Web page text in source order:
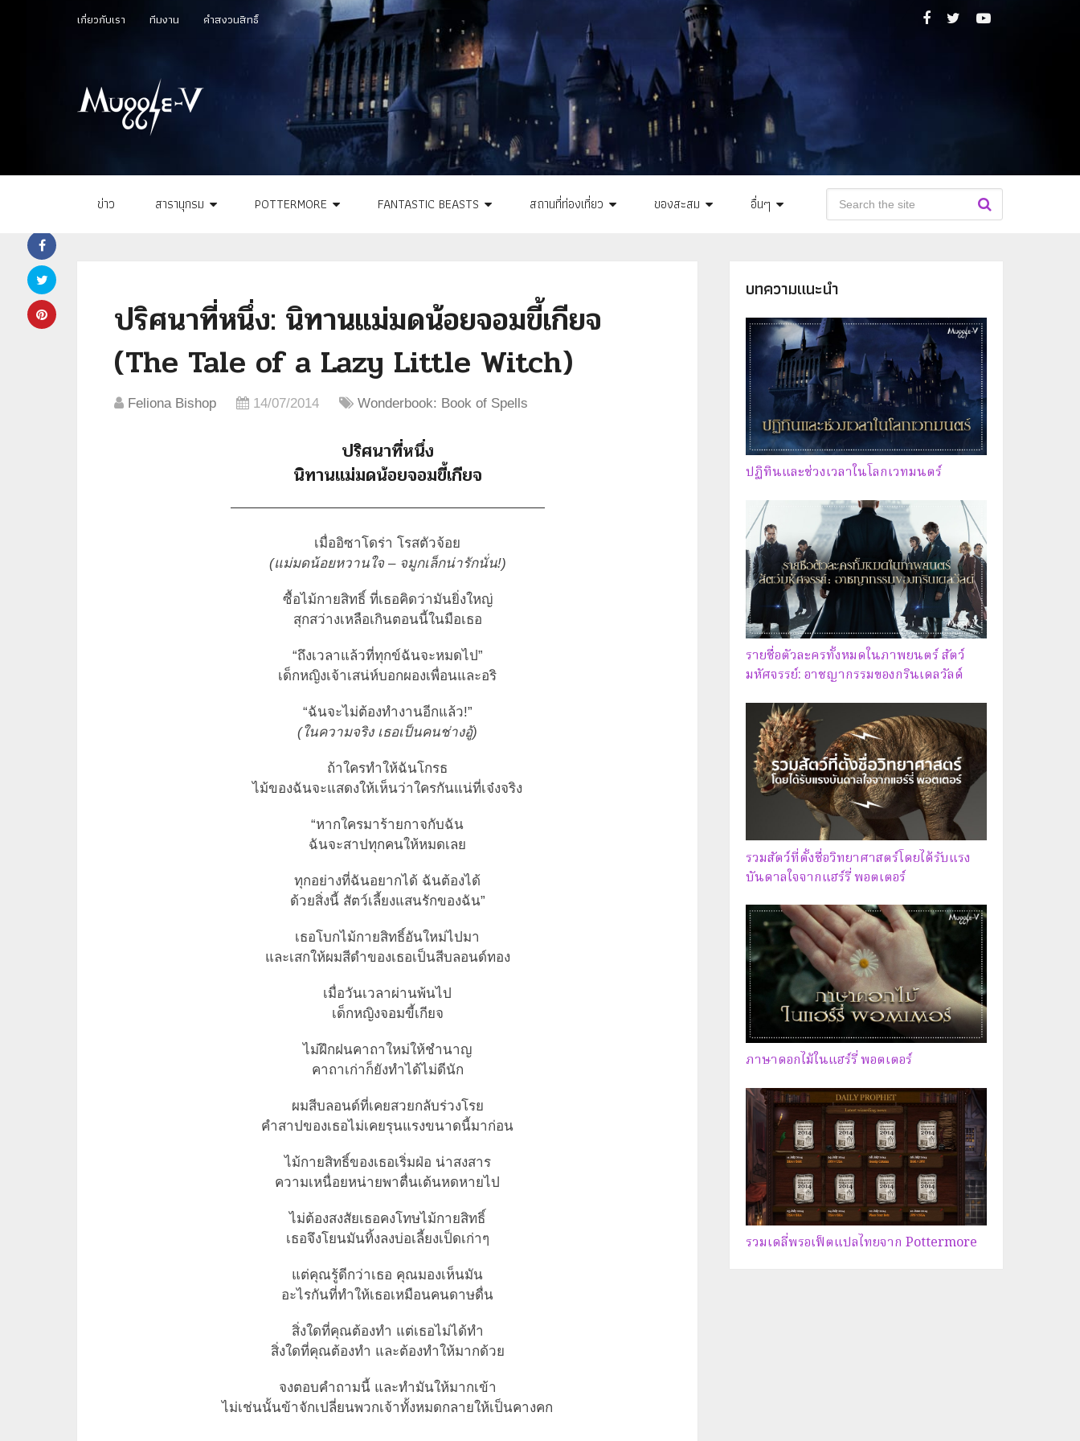
เกี่ยวกับเรา ทีมงาน คำสงวนสิทธิ์
ข่าว สารานุกรม POTTERMORE FANTASTIC BEASTS สถานที่ท่องเที่ยว ของสะสม อื่นๆ
ปริศนาที่หนึ่ง: นิทานแม่มดน้อยจอมขี้เกียจ
(The Tale of a Lazy Little Witch)
Feliona Bishop 14/07/2014 Wonderbook: Book of Spells
ปริศนาที่หนึ่ง
นิทานแม่มดน้อยจอมขี้เกียจ
———————————————————————
เมื่ออิซาโดร่า โรสตัวจ้อย
(แม่มดน้อยหวานใจ – จมูกเล็กน่ารักนั่น!)
ซื้อไม้กายสิทธิ์ ที่เธอคิดว่ามันยิ่งใหญ่
สุกสว่างเหลือเกินตอนนี้ในมือเธอ
“ถึงเวลาแล้วที่ทุกข์ฉันจะหมดไป”
เด็กหญิงเจ้าเสน่ห์บอกผองเพื่อนและอริ
“ฉันจะไม่ต้องทำงานอีกแล้ว!”
(ในความจริง เธอเป็นคนช่างอู้)
ถ้าใครทำให้ฉันโกรธ
ไม้ของฉันจะแสดงให้เห็นว่าใครกันแน่ที่เจ๋งจริง
“หากใครมาร้ายกาจกับฉัน
ฉันจะสาปทุกคนให้หมดเลย
ทุกอย่างที่ฉันอยากได้ ฉันต้องได้
ด้วยสิ่งนี้ สัตว์เลี้ยงแสนรักของฉัน”
เธอโบกไม้กายสิทธิ์อันใหม่ไปมา
และเสกให้ผมสีดำของเธอเป็นสีบลอนด์ทอง
เมื่อวันเวลาผ่านพ้นไป
เด็กหญิงจอมขี้เกียจ
ไม่ฝึกฝนคาถาใหม่ให้ชำนาญ
คาถาเก่าก็ยังทำได้ไม่ดีนัก
ผมสีบลอนด์ที่เคยสวยกลับร่วงโรย
คำสาปของเธอไม่เคยรุนแรงขนาดนี้มาก่อน
ไม้กายสิทธิ์ของเธอเริ่มฝ่อ น่าสงสาร
ความเหนื่อยหน่ายพาตื่นเต้นหดหายไป
ไม่ต้องสงสัยเธอคงโทษไม้กายสิทธิ์
เธอจึงโยนมันทิ้งลงบ่อเลี้ยงเป็ดเก่าๆ
แต่คุณรู้ดีกว่าเธอ คุณมองเห็นมัน
อะไรกันที่ทำให้เธอเหมือนคนดาษดื่น
สิ่งใดที่คุณต้องทำ แต่เธอไม่ได้ทำ
สิ่งใดที่คุณต้องทำ และต้องทำให้มากด้วย
จงตอบคำถามนี้ และทำมันให้มากเข้า
ไม่เช่นนั้นข้าจักเปลี่ยนพวกเจ้าทั้งหมดกลายให้เป็นคางคก
บทความแนะนำ
ปฏิทินและช่วงเวลาในโลกเวทมนตร์
รายชื่อตัวละครทั้งหมดในภาพยนตร์ สัตว์
มหัศจรรย์: อาชญากรรมของกรินเดลวัลด์
รวมสัตว์ที่ตั้งชื่อวิทยาศาสตร์โดยได้รับแรง
บันดาลใจจากแฮร์รี่ พอตเตอร์
ภาษาดอกไม้ในแฮร์รี่ พอตเตอร์
รวมเดลี่พรอเฟ็ตแปลไทยจาก Pottermore